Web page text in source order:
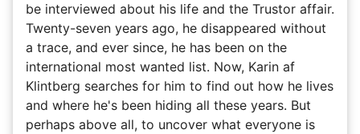
be interviewed about his life and the Trustor affair.
Twenty-seven years ago, he disappeared without
a trace, and ever since, he has been on the
international most wanted list. Now, Karin af
Klintberg searches for him to find out how he lives
and where he's been hiding all these years. But
perhaps above all, to uncover what everyone is